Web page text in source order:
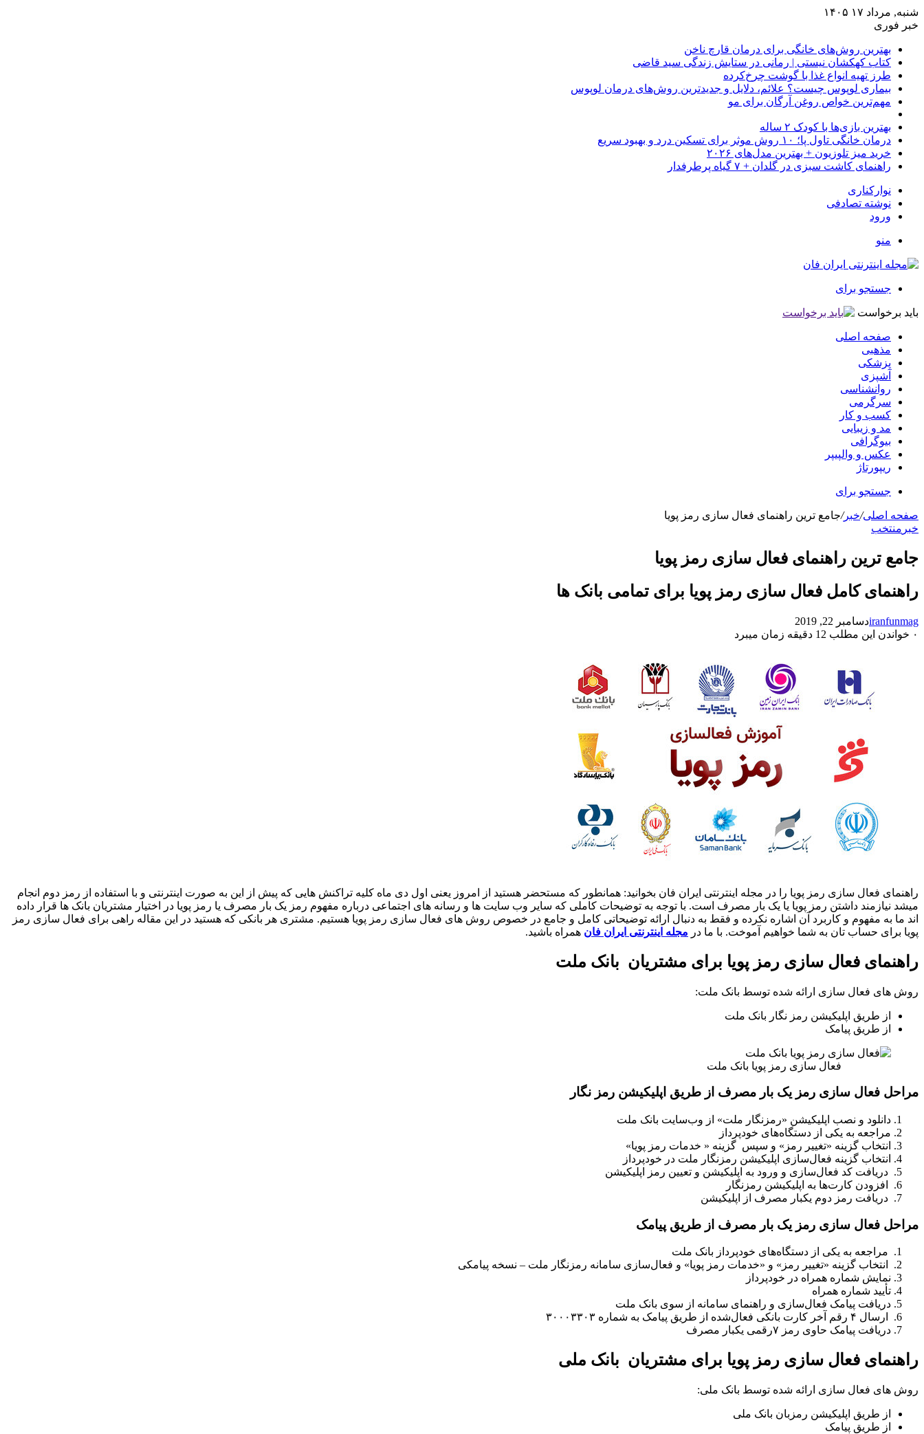
شنبه, مرداد ۱۷ ۱۴۰۵
خبر فوری
بهترین روش‌های خانگی برای درمان قارچ ناخن
کتاب کهکشان نیستی | رمانی در ستایش زندگی سید قاضی
طرز تهیه انواع غذا با گوشت چرخ‌کرده
بیماری لوپوس چیست؟ علائم، دلایل و جدیدترین روش‌های درمان لوپوس
مهم‌ترین خواص روغن آرگان برای مو
بهترین بازی‌ها با کودک ۲ ساله
درمان خانگی تاول پا؛ ۱۰ روش موثر برای تسکین درد و بهبود سریع
خرید میز تلوزیون + بهترین مدل‌های ۲۰۲۶
راهنمای کاشت سبزی در گلدان + ۷ گیاه پرطرفدار
نوارکناری
نوشته تصادفی
ورود
منو
جستجو برای
باید برخواست
صفحه اصلی
مذهبی
پزشکی
آشپزی
روانشناسی
سرگرمی
کسب و کار
مد و زیبایی
بیوگرافی
عکس و والپیپر
ریپورتاژ
جستجو برای
صفحه اصلی/خبر/جامع ترین راهنمای فعال سازی رمز پویا
خبر منتخب
جامع ترین راهنمای فعال سازی رمز پویا
راهنمای کامل فعال سازی رمز پویا برای تمامی بانک ها
iranfunmagدسامبر 22, 2019
۰ خواندن این مطلب 12 دقیقه زمان میبرد
راهنمای فعال سازی رمز پویا را در مجله اینترنتی ایران فان بخوانید: همانطور که مستحضر هستید از امروز یعنی اول دی ماه کلیه تراکنش هایی که پیش از این به صورت اینترنتی و با استفاده از رمز دوم انجام
میشد نیازمند داشتن رمز پویا یا یک بار مصرف است. با توجه به توضیحات کاملی که سایر وب سایت ها و رسانه های اجتماعی درباره مفهوم رمز یک بار مصرف یا رمز پویا در اختیار مشتریان بانک ها قرار داده
اند ما به مفهوم و کاربرد آن اشاره نکرده و فقط به دنبال ارائه توضیحاتی کامل و جامع در خصوص روش های فعال سازی رمز پویا هستیم. مشتری هر بانکی که هستید در این مقاله راهی برای فعال سازی رمز
پویا برای حساب تان به شما خواهیم آموخت. با ما در مجله اینترنتی ایران فان همراه باشید.
راهنمای فعال سازی رمز پویا برای مشتریان بانک ملت
روش های فعال سازی ارائه شده توسط بانک ملت:
از طریق اپلیکیشن رمز نگار بانک ملت
از طریق پیامک
فعال سازی رمز پویا بانک ملت
مراحل فعال سازی رمز یک بار مصرف از طریق اپلیکیشن رمز نگار
دانلود و نصب اپلیکیشن «رمزنگار ملت» از وب‌سایت بانک ملت
مراجعه به یکی از دستگاه‌های خودپرداز
انتخاب گزینه «تغییر رمز» و سپس گزینه « خدمات رمز پویا»
انتخاب گزینه فعال‌سازی اپلیکیشن رمزنگار ملت در خودپرداز
دریافت کد فعال‌سازی و ورود به اپلیکیشن و تعیین رمز اپلیکیشن
افزودن کارت‌ها به اپلیکیشن رمزنگار
دریافت رمز دوم یکبار مصرف از اپلیکیشن
مراحل فعال سازی رمز یک بار مصرف از طریق پیامک
مراجعه به یکی از دستگاه‌های خودپرداز بانک ملت
انتخاب گزینه «تغییر رمز» و «خدمات رمز پویا» و فعال‌سازی سامانه رمزنگار ملت – نسخه پیامکی
نمایش شماره همراه در خودپرداز
تأیید شماره همراه
دریافت پیامک فعال‌سازی و راهنمای سامانه از سوی بانک ملت
ارسال ۴ رقم آخر کارت بانکی فعال‌شده از طریق پیامک به شماره ۳۰۰۰۳۳۰۳
دریافت پیامک حاوی رمز ۷‌رقمی یکبار مصرف
راهنمای فعال سازی رمز پویا برای مشتریان بانک ملی
روش های فعال سازی ارائه شده توسط بانک ملی:
از طریق اپلیکیشن رمزبان بانک ملی
از طریق پیامک